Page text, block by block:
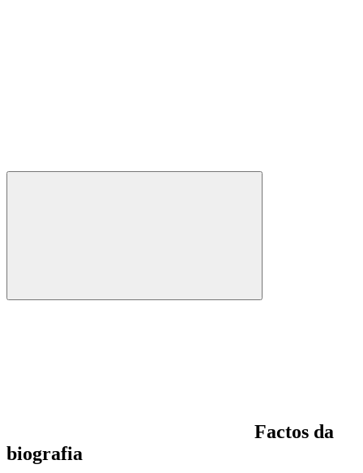
Factos da
biografia